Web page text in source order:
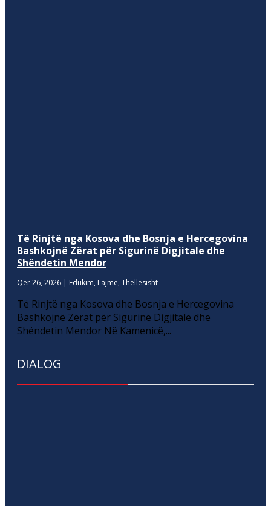
Të Rinjtë nga Kosova dhe Bosnja e Hercegovina
Bashkojnë Zërat për Sigurinë Digjitale dhe
Shëndetin Mendor
Qer 26, 2026 | Edukim, Lajme, Thellesisht
Të Rinjtë nga Kosova dhe Bosnja e Hercegovina
Bashkojnë Zërat për Sigurinë Digjitale dhe
Shëndetin Mendor Në Kamenicë,...
DIALOG